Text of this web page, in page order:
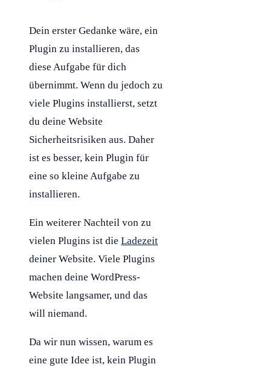
Dein erster Gedanke wäre, ein
Plugin zu installieren, das
diese Aufgabe für dich
übernimmt. Wenn du jedoch zu
viele Plugins installierst, setzt
du deine Website
Sicherheitsrisiken aus. Daher
ist es besser, kein Plugin für
eine so kleine Aufgabe zu
installieren.
Ein weiterer Nachteil von zu
vielen Plugins ist die Ladezeit
deiner Website. Viele Plugins
machen deine WordPress-
Website langsamer, und das
will niemand.
Da wir nun wissen, warum es
eine gute Idee ist, kein Plugin